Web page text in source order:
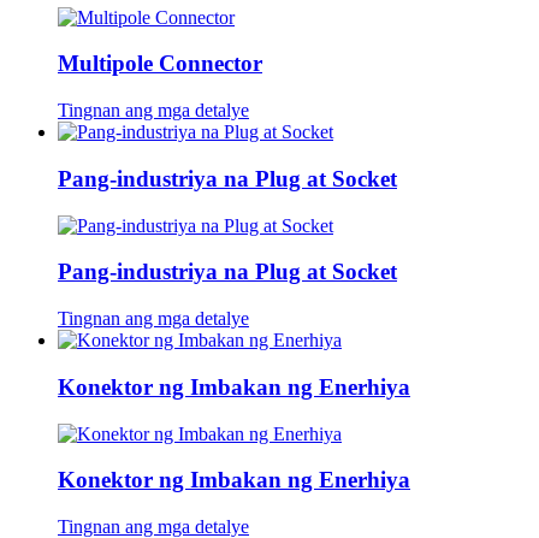
Multipole Connector
Tingnan ang mga detalye
Pang-industriya na Plug at Socket
Pang-industriya na Plug at Socket
Tingnan ang mga detalye
Konektor ng Imbakan ng Enerhiya
Konektor ng Imbakan ng Enerhiya
Tingnan ang mga detalye